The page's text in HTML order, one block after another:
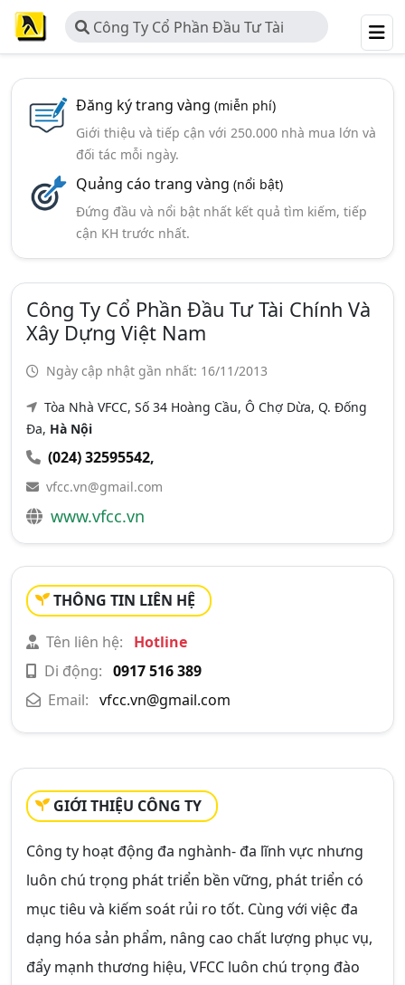
Công Ty Cổ Phần Đầu Tư Tài
Chính và Xây Dựng Việt Nam
Đăng ký trang vàng (miễn phí)
Giới thiệu và tiếp cận với 250.000 nhà mua lớn và
đối tác mỗi ngày.
Quảng cáo trang vàng (nổi bật)
Đứng đầu và nổi bật nhất kết quả tìm kiếm, tiếp
cận KH trước nhất.
Công Ty Cổ Phần Đầu Tư Tài Chính Và
Xây Dựng Việt Nam
Ngày cập nhật gần nhất: 16/11/2013
Tòa Nhà VFCC, Số 34 Hoàng Cầu, Ô Chợ Dừa, Q. Đống
Đa, Hà Nội
(024) 32595542,
vfcc.vn@gmail.com
www.vfcc.vn
THÔNG TIN LIÊN HỆ
Tên liên hệ:
Hotline
Di động: 0917 516 389
Email: vfcc.vn@gmail.com
GIỚI THIỆU CÔNG TY
Công ty hoạt động đa nghành- đa lĩnh vực nhưng
luôn chú trọng phát triển bền vững, phát triển có
mục tiêu và kiếm soát rủi ro tốt. Cùng với việc đa
dạng hóa sản phẩm, nâng cao chất lượng phục vụ,
đẩy mạnh thương hiệu, VFCC luôn chú trọng đào